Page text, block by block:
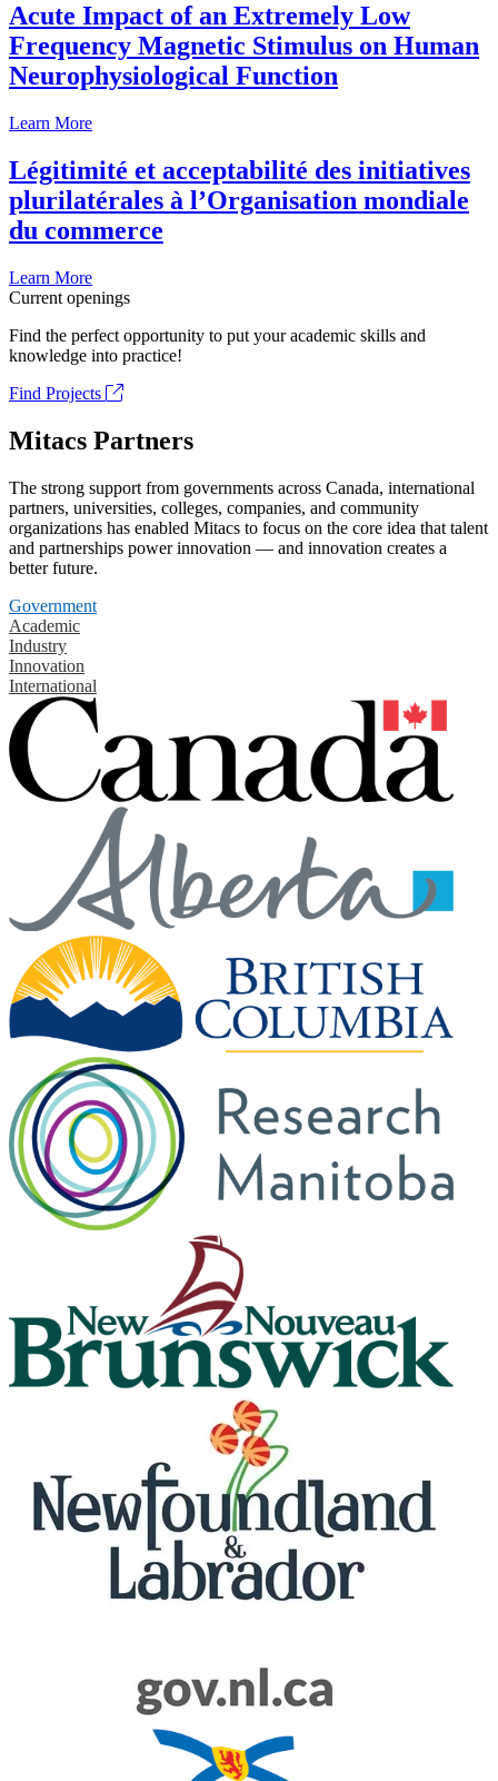
Acute Impact of an Extremely Low
Frequency Magnetic Stimulus on Human
Neurophysiological Function
Learn More
Légitimité et acceptabilité des initiatives
plurilatérales à l’Organisation mondiale
du commerce
Learn More
Current openings
Find the perfect opportunity to put your academic skills and
knowledge into practice!
Find Projects
Mitacs Partners
The strong support from governments across Canada, international
partners, universities, colleges, companies, and community
organizations has enabled Mitacs to focus on the core idea that talent
and partnerships power innovation — and innovation creates a
better future.
Government
Academic
Industry
Innovation
International